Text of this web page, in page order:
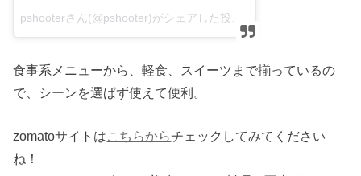
pshooterさん(@pshooter)がシェアした投稿
食事系メニューから、軽食、スイーツまで揃っているの
で、シーンを選ばず使えて便利。
zomatoサイトはこちらからチェックしてみてください
ね！